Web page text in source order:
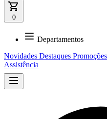
0
Departamentos
Novidades Destaques Promoções
Assistência